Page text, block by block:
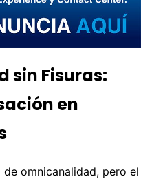
sin Fisuras:
en
omnicanalidad, pero el